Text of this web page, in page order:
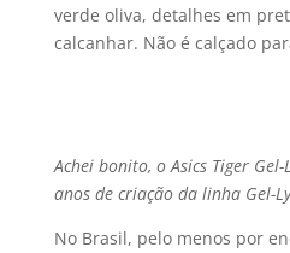
verde oliva, detalhes em
calcanhar. Não é calçado
Achei bonito, o Asics Tiger
anos de criação da linha Gel-
No Brasil, pelo menos por